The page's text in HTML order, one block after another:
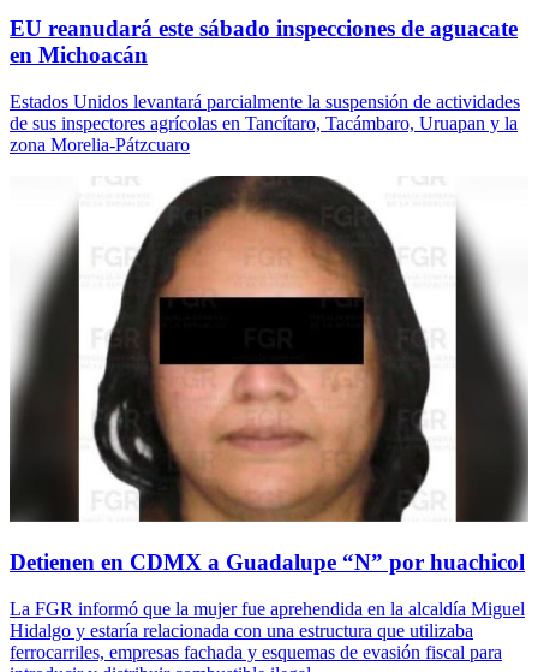
EU reanudará este sábado inspecciones de aguacate
en Michoacán
Estados Unidos levantará parcialmente la suspensión de actividades
de sus inspectores agrícolas en Tancítaro, Tacámbaro, Uruapan y la
zona Morelia-Pátzcuaro
Detienen en CDMX a Guadalupe “N” por huachicol
La FGR informó que la mujer fue aprehendida en la alcaldía Miguel
Hidalgo y estaría relacionada con una estructura que utilizaba
ferrocarriles, empresas fachada y esquemas de evasión fiscal para